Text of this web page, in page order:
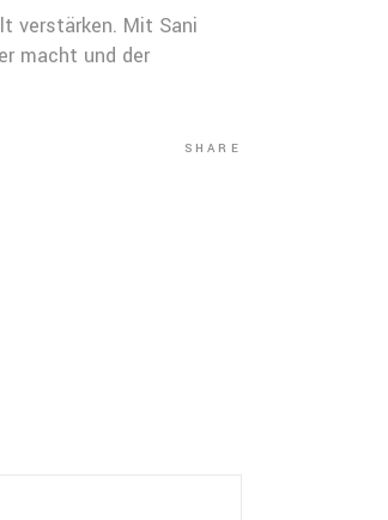
verstärken. Mit Sani
macht und der
SHARE